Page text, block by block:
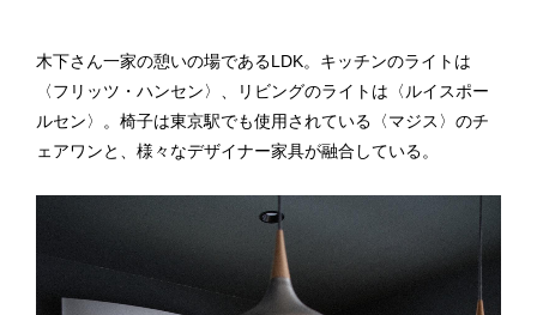
木下さん一家の憩いの場であるLDK。キッチンのライトは
〈フリッツ・ハンセン〉、リビングのライトは〈ルイスポー
ルセン〉。椅子は東京駅でも使用されている〈マジス〉のチ
ェアワン と、様々なデザイナー家具が融合している。